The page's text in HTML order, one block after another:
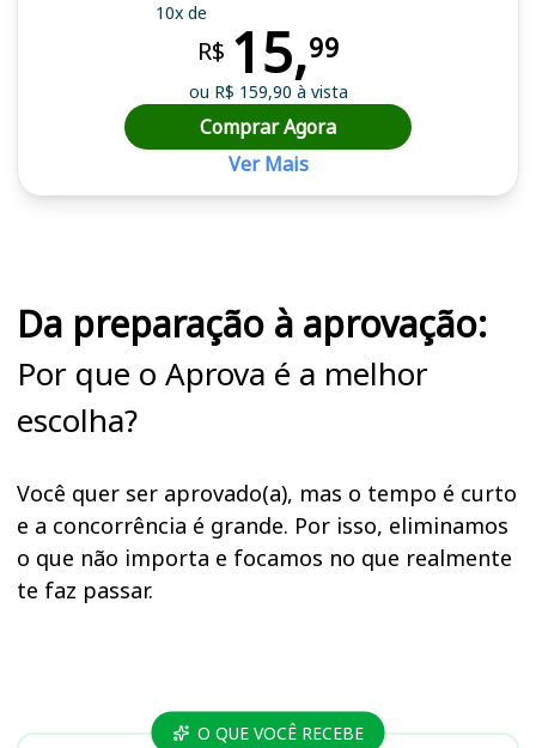
10x de
R$ 15,99
ou R$ 159,90 à vista
Comprar Agora
Ver Mais
Da preparação à aprovação:
Por que o Aprova é a melhor
escolha?
Você quer ser aprovado(a), mas o tempo é curto
e a concorrência é grande. Por isso, eliminamos
o que não importa e focamos no que realmente
te faz passar.
Cursos O QUE VOCÊ RECEBE